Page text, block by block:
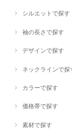
シルエットで探す
袖の長さで探す
デザインで探す
ネックラインで探
カラーで探す
価格帯で探す
素材で探す